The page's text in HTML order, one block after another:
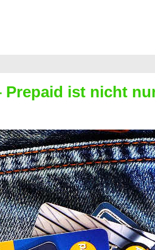
Prepaid ist nicht